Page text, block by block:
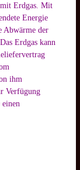
mit Erdgas. Mit
Energie
Abwärme der
Erdgas kann
ihm
Verfügung
einen